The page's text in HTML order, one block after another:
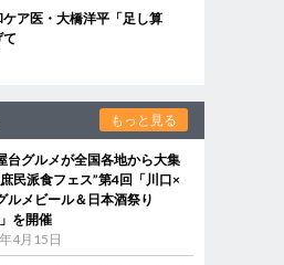
ケア医・大橋洋平「足し算
もっと見る
台グルメが全国各地から大集
民派食フェス”第4回「川口×
ルメビール＆日本酒祭り
を開催
4月15日